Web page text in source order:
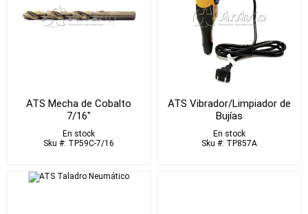
ATS Mecha de Cobalto
7/16"
En stock
Sku #: TP59C-7/16
ATS Vibrador/Limpiador de
Bujías
En stock
Sku #: TP857A